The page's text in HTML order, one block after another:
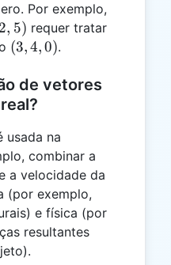
Por exemplo,
2, 5) requer tratar
(3,
0)
(3,4, 0).
de vetores
usada na
combinar a
a velocidade da
(por exemplo,
e física (por
resultantes